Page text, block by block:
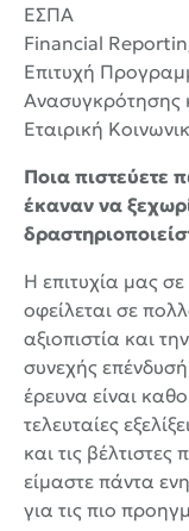
ΕΣΠΑ
Financial
Επιτυχή
Ανασυγκρότησης
Εταιρική
Ποια πιστεύετε
έκαναν να
Η επιτυχία μας
οφείλεται σε
αξιοπιστία και
συνεχής
έρευνα είναι
τελευταίες
και τις βέλτιστες
είμαστε πάντα
για τις πιο